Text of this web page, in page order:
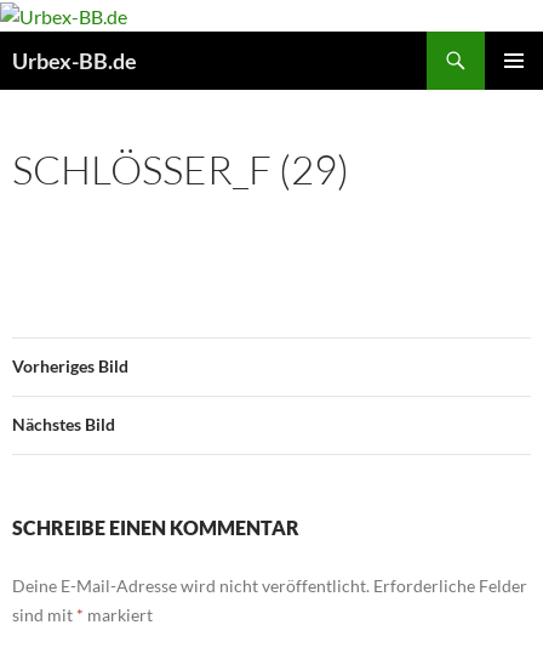
Urbex-BB.de
SCHLÖSSER_F (29)
Vorheriges Bild
Nächstes Bild
SCHREIBE EINEN KOMMENTAR
Deine E-Mail-Adresse wird nicht veröffentlicht. Erforderliche Felder
sind mit * markiert